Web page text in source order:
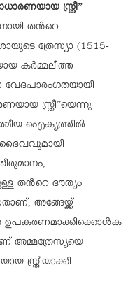
സ്ത്രീ”
തന്‍റെ
ത്രേസ്യാ (1515-
കർമ്മലീത്ത
വേദപാരംഗതയായി
സ്ത്രീ”യെന്നു
ഐക്യത്തിൽ
ദൈവവുമായി
തന്‍റെ ദൗത്യം
അങ്ങേയ്ക്ക്
ഉപകരണമാക്കിക്കൊൾക
അമ്മത്രേസ്യയെ
സ്ത്രീയാക്കി